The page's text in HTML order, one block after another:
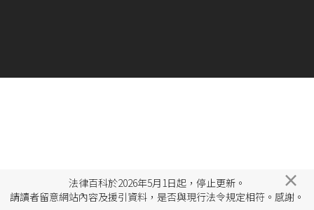
法律百科於2026年5月1日起，停止更新。
請讀者留意網站內容及援引資料，是否與現行法令規定相符。感謝。
×